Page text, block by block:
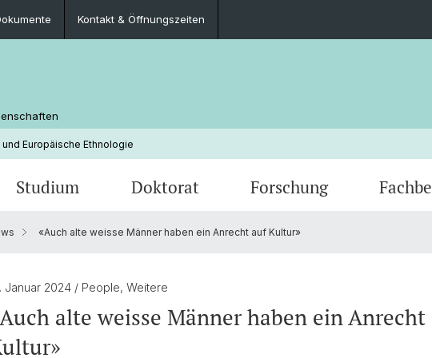
Kontakt & Öffnungszeiten
Europäische Ethnologie
Stellenangebote
Studium
Mobilität
Abschlussarbeiten
Doktorat Forschung
Bibliothek
«Auch alte weisse Männer haben ein Anrecht auf Kultur»
Januar 2024 / People, Weitere
alte weisse Männer haben ein